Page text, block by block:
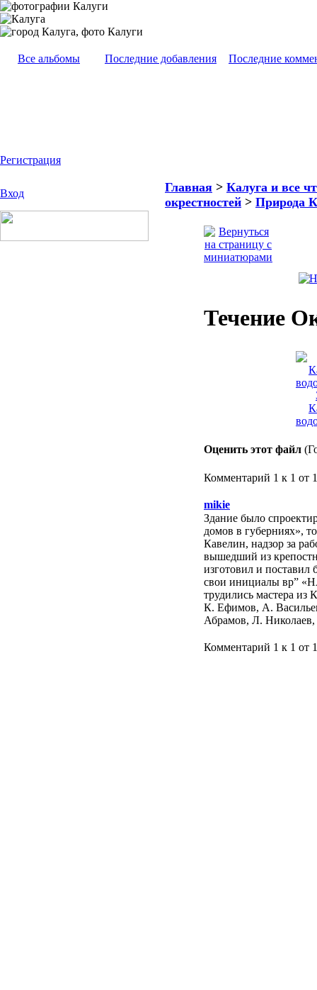
Все альбомы Последние добавления Последние
Регистрация
Вход Главная > Калуга и все
окрестностей > Природа
Течение
Оценить этот файл
Комментарий 1 к 1 от 1
mikie
Здание было
домов в губерниях»,
Кавелин, надзор за
вышедший из
изготовил и поставил
свои инициалы вр”
трудились мастера
К. Ефимов, А.
Абрамов, Л.
Комментарий 1 к 1 от 1